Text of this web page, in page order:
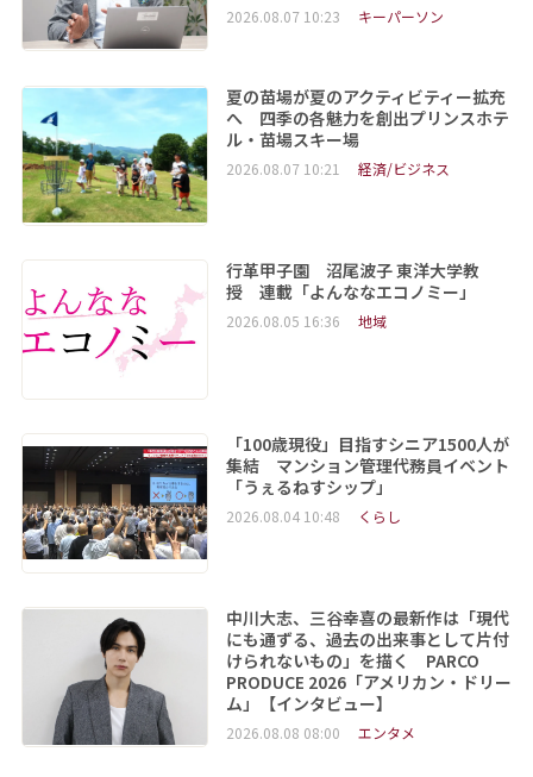
2026.08.07 10:23 キーパーソン
夏の苗場が夏のアクティビティー拡充
へ 四季の各魅力を創出プリンスホテ
ル・苗場スキー場
2026.08.07 10:21 経済/ビジネス
行革甲子園 沼尾波子 東洋大学教
授 連載「よんななエコノミー」
2026.08.05 16:36 地域
「100歳現役」目指すシニア1500人が
集結 マンション管理代務員イベント
「うぇるねすシップ」
2026.08.04 10:48 くらし
中川大志、三谷幸喜の最新作は「現代
にも通ずる、過去の出来事として片付
けられないもの」を描く PARCO
PRODUCE 2026「アメリカン・ドリー
ム」【インタビュー】
2026.08.08 08:00 エンタメ